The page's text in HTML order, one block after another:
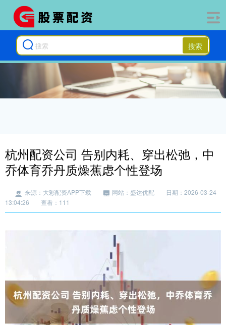
搜索
杭州配资公司 告别内耗、穿出松弛，中
乔体育乔丹质燥蕉虑个性登场
来源：大彩配资APP下载 网站：盛达优配
日期：2026-03-24
13:04:26
查看：111